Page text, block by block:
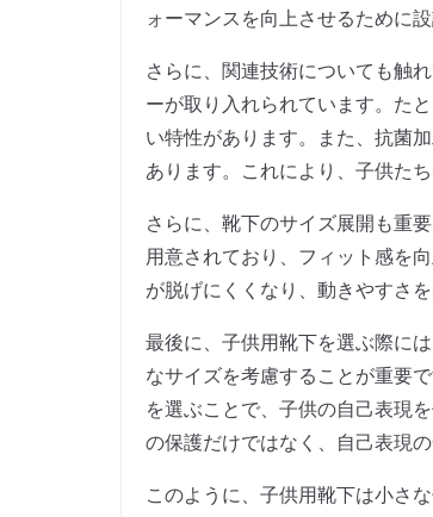
ォーマンスを向上させるために設
さらに、関連技術についても触
ーが取り入れられています。た
い特性があります。また、抗菌
あります。これにより、子供た
さらに、靴下のサイズ展開も重
用意されており、フィット感を
が脱げにくくなり、動きやすさ
最後に、子供用靴下を選ぶ際に
なサイズを考慮することが重要
を選ぶことで、子供の自己表現
の保護だけではなく、自己表現
このように、子供用靴下は小さ